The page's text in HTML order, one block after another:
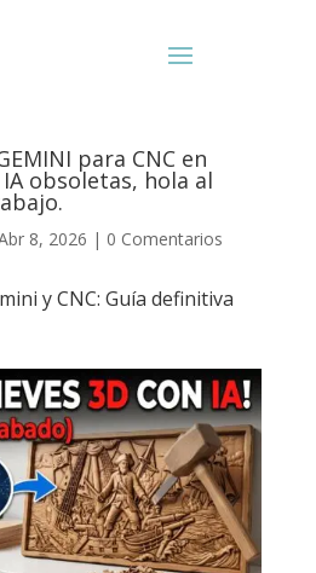
para CNC en
obsoletas, hola al
8, 2026 | 0 Comentarios
y CNC: Guía definitiva